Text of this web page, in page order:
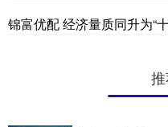
锦富优配 经济量质同升为“